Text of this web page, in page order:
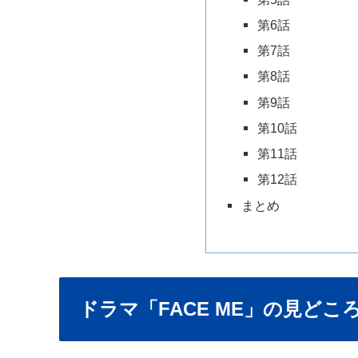
第6話
第7話
第8話
第9話
第10話
第11話
第12話
まとめ
ドラマ「FACE ME」の見どこ